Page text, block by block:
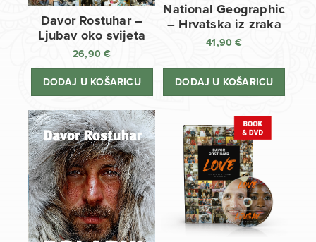
Davor Rostuhar –
Ljubav oko svijeta
26,90€
DODAJ U KOŠARICU
National Geographic
– Hrvatska iz zraka
41,90€
DODAJ U KOŠARICU